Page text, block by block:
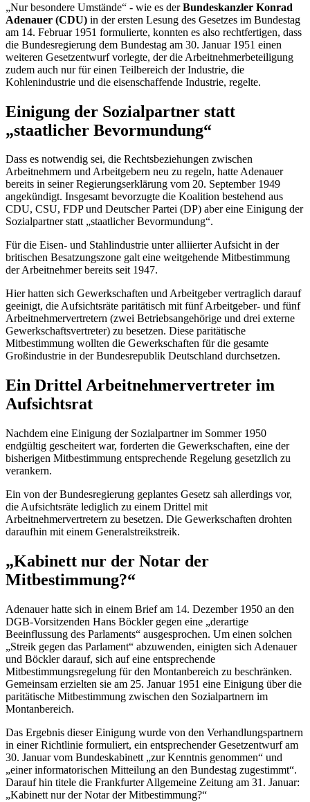
„Nur besondere Umstände“ - wie es derBundeskanzler Konrad
Adenauer (CDU) in der ersten Lesung des Gesetzes im Bundestag
am 14. Februar 1951 formulierte, konnten es also rechtfertigen, dass
die Bundesregierung dem Bundestag am 30. Januar 1951 einen
weiteren Gesetzentwurf vorlegte, der die Arbeitnehmerbeteiligung
zudem auch nur für einen Teilbereich der Industrie, die
Kohlenindustrie und die eisenschaffende Industrie, regelte.
Einigung der Sozialpartner statt
„staatlicher Bevormundung“
Dass es notwendig sei, die Rechtsbeziehungen zwischen
Arbeitnehmern und Arbeitgebern neu zu regeln, hatte Adenauer
bereits in seiner Regierungserklärung vom 20. September 1949
angekündigt. Insgesamt bevorzugte die Koalition bestehend aus
CDU, CSU, FDP und Deutscher Partei (DP) aber eine Einigung der
Sozialpartner statt „staatlicher Bevormundung“.
Für die Eisen- und Stahlindustrie unter alliierter Aufsicht in der
britischen Besatzungszone galt eine weitgehende Mitbestimmung
der Arbeitnehmer bereits seit 1947.
Hier hatten sich Gewerkschaften und Arbeitgeber vertraglich darauf
geeinigt, die Aufsichtsräte paritätisch mit fünf Arbeitgeber- und fünf
Arbeitnehmervertretern (zwei Betriebsangehörige und drei externe
Gewerkschaftsvertreter) zu besetzen. Diese paritätische
Mitbestimmung wollten die Gewerkschaften für die gesamte
Großindustrie in der Bundesrepublik Deutschland durchsetzen.
Ein Drittel Arbeitnehmervertreter im
Aufsichtsrat
Nachdem eine Einigung der Sozialpartner im Sommer 1950
endgültig gescheitert war, forderten die Gewerkschaften, eine der
bisherigen Mitbestimmung entsprechende Regelung gesetzlich zu
verankern.
Ein von der Bundesregierung geplantes Gesetz sah allerdings vor,
die Aufsichtsräte lediglich zu einem Drittel mit
Arbeitnehmervertretern zu besetzen. Die Gewerkschaften drohten
daraufhin mit einem Generalstreikstreik.
„Kabinett nur der Notar der
Mitbestimmung?“
Adenauer hatte sich in einem Brief am 14. Dezember 1950 an den
DGB-Vorsitzenden Hans Böckler gegen eine „derartige
Beeinflussung des Parlaments“ ausgesprochen. Um einen solchen
„Streik gegen das Parlament“ abzuwenden, einigten sich Adenauer
und Böckler darauf, sich auf eine entsprechende
Mitbestimmungsregelung für den Montanbereich zu beschränken.
Gemeinsam erzielten sie am 25. Januar 1951 eine Einigung über die
paritätische Mitbestimmung zwischen den Sozialpartnern im
Montanbereich.
Das Ergebnis dieser Einigung wurde von den Verhandlungspartnern
in einer Richtlinie formuliert, ein entsprechender Gesetzentwurf am
30. Januar vom Bundeskabinett „zur Kenntnis genommen“ und
„einer informatorischen Mitteilung an den Bundestag zugestimmt“.
Darauf hin titele die Frankfurter Allgemeine Zeitung am 31. Januar:
„Kabinett nur der Notar der Mitbestimmung?“